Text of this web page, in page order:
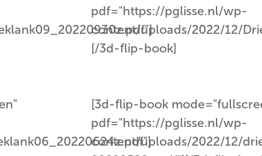
pdf="https://pglisse.nl/wp-
content/uploads/2022/12/
[/3d-flip-book]
[3d-flip-book
pdf="https://pglisse.nl/wp-
content/uploads/2022/12/